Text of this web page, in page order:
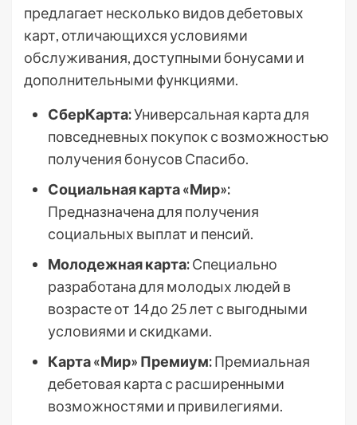
предлагает несколько видов дебетовых
карт, отличающихся условиями
обслуживания, доступными бонусами и
дополнительными функциями.
СберКарта:Универсальная карта для
повседневных покупок с возможностью
получения бонусов Спасибо.
Социальная карта «Мир»:
Предназначена для получения
социальных выплат и пенсий.
Молодежная карта:Специально
разработана для молодых людей в
возрасте от 14 до 25 лет с выгодными
условиями и скидками.
Карта «Мир» Премиум:Премиальная
дебетовая карта с расширенными
возможностями и привилегиями.